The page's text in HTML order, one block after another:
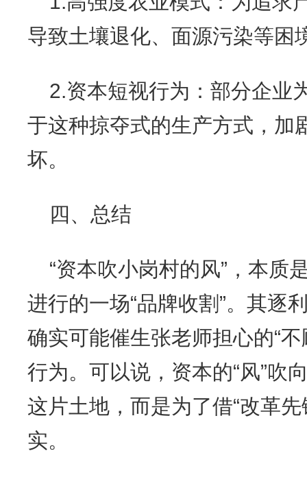
导致土壤退化、面源污染等困
2.资本短视行为：部分企业
于这种掠夺式的生产方式，加
坏。
四、总结
“资本吹小岗村的风”，本质
进行的一场“品牌收割”。其逐
确实可能催生张老师担心的“
行为。可以说，资本的“风”吹
这片土地，而是为了借“改革
实。